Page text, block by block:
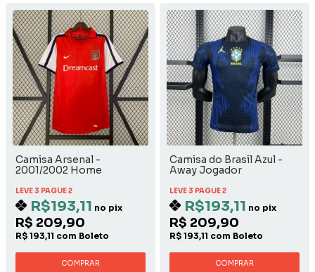
Camisa Arsenal -
2001/2002 Home
LEVE 3 PAGUE 2
R$193,11 no pix
R$ 209,90
R$ 193,11 com Boleto
COMPRAR
Camisa do Brasil Azul -
Away Jogador
LEVE 3 PAGUE 2
R$193,11 no pix
R$ 209,90
R$ 193,11 com Boleto
COMPRAR